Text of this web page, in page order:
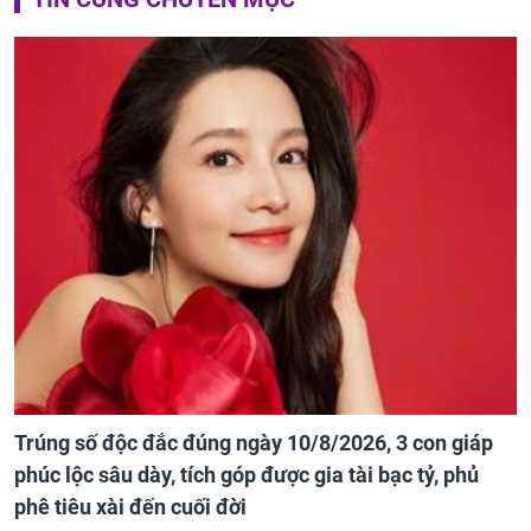
Trúng số độc đắc đúng ngày 10/8/2026, 3 con giáp
phúc lộc sâu dày, tích góp được gia tài bạc tỷ, phủ
phê tiêu xài đến cuối đời